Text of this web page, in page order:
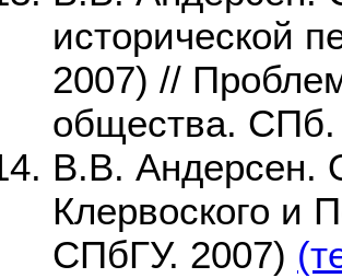
исторической
2007) //
общества.
В.В. Андерсен.
Клервоского и
СПбГУ. 2007)